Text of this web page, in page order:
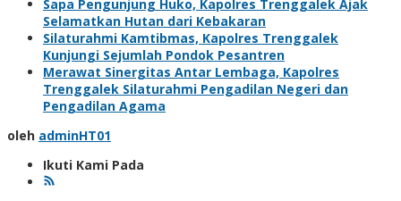
Sapa Pengunjung Huko, Kapolres Trenggalek Ajak
Selamatkan Hutan dari Kebakaran
Silaturahmi Kamtibmas, Kapolres Trenggalek
Kunjungi Sejumlah Pondok Pesantren
Merawat Sinergitas Antar Lembaga, Kapolres
Trenggalek Silaturahmi Pengadilan Negeri dan
Pengadilan Agama
oleh adminHT01
Ikuti Kami Pada